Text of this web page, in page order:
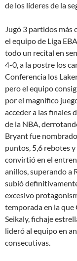
de los líderes de la
Jugó 3 partidos más
el equipo de Liga
todo un recital en
4-0, a la postre los
Conferencia los
pero el equipo
por el magnífico
acceder a las finales
de la NBA,
Bryant fue
puntos, 5,6 rebotes y
convirtió en el
anillos, superando a
subió
excesivo
temporada en la
Seikaly, fichaje
lideró al equipo en
consecutivas.